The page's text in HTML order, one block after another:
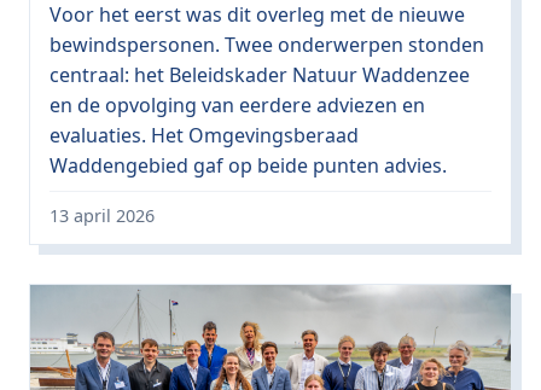
Voor het eerst was dit overleg met de nieuwe
bewindspersonen. Twee onderwerpen stonden
centraal: het Beleidskader Natuur Waddenzee
en de opvolging van eerdere adviezen en
evaluaties. Het Omgevingsberaad
Waddengebied gaf op beide punten advies.
13 april 2026